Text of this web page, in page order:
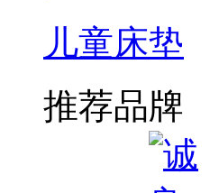
儿童床垫
推荐品牌